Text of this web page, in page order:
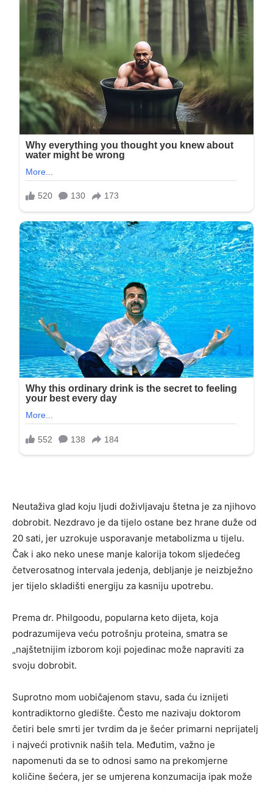
Neutaživa glad koju ljudi doživljavaju štetna je za njihovo
dobrobit. Nezdravo je da tijelo ostane bez hrane duže od
20 sati, jer uzrokuje usporavanje metabolizma u tijelu.
Čak i ako neko unese manje kalorija tokom sljedećeg
četverosatnog intervala jedenja, debljanje je neizbježno
jer tijelo skladišti energiju za kasniju upotrebu.
Prema dr. Philgoodu, popularna keto dijeta, koja
podrazumijeva veću potrošnju proteina, smatra se
„najštetnijim izborom koji pojedinac može napraviti za
svoju dobrobit.
Suprotno mom uobičajenom stavu, sada ću iznijeti
kontradiktorno gledište. Često me nazivaju doktorom
četiri bele smrti jer tvrdim da je šećer primarni neprijatelj
i najveći protivnik naših tela. Međutim, važno je
napomenuti da se to odnosi samo na prekomjerne
količine šećera, jer se umjerena konzumacija ipak može